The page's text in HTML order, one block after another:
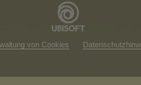
von Cookies